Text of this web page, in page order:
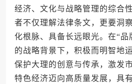
经济、文化与战略管理的综合
者不仅理解法律条文，更要洞
化根脉、具备长远眼光。在“品
的战略背景下，积极而明智地
保护大理的创意与传承，激发
特色经济迈向高质量发展，具